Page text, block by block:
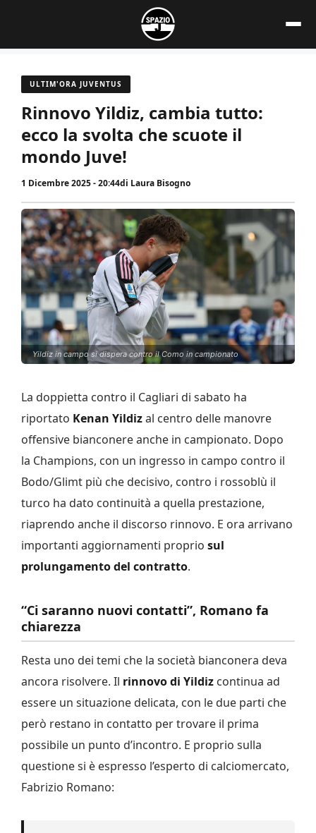
contenuto
ULTIM'ORA JUVENTUS
Rinnovo Yildiz, cambia tutto:
ecco la svolta che scuote il
mondo Juve!
1 Dicembre 2025 - 20:44di Laura Bisogno
Yildiz in campo si dispera contro il Como in campionato
La doppietta contro il Cagliari di sabato ha
riportato Kenan Yildizal centro delle manovre
offensive bianconere anche in campionato. Dopo
la Champions, con un ingresso in campo contro il
Bodo/Glimt più che decisivo, contro i rossoblù il
turco ha dato continuità a quella prestazione,
riaprendo anche il discorso rinnovo. E ora arrivano
importanti aggiornamenti proprio sul
prolungamento del contratto.
“Ci saranno nuovi contatti”, Romano fa
chiarezza
Resta uno dei temi che la società bianconera deva
ancora risolvere. Il rinnovo di Yildiz continua ad
essere un situazione delicata, con le due parti che
però restano in contatto per trovare il prima
possibile un punto d’incontro. E proprio sulla
questione si è espresso l’esperto di calciomercato,
Fabrizio Romano: